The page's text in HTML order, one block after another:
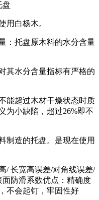
白杨木。
托盘原木料的水分含量
水分含量指标有严格的
超过木材干燥状态时质
为小缺陷，超过26%即不
造的托盘。是现在使用
长宽高误差/对角线误差/
防滑系数优点：精确度
不会起钉，牢固性好